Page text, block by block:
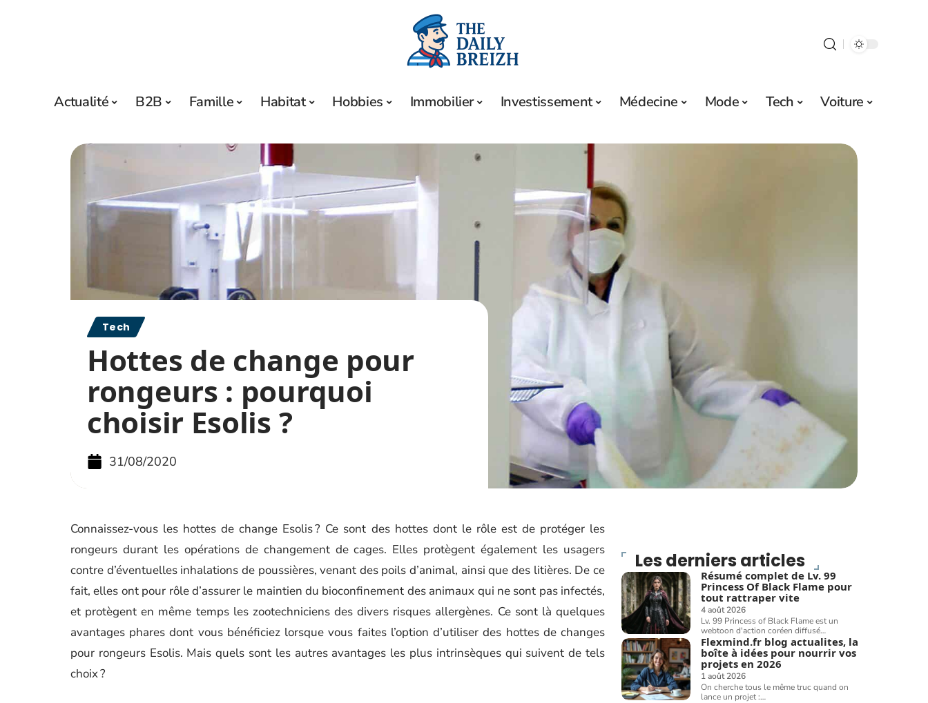
Actualité B2B Famille Habitat Hobbies Immobilier Investissement Médecine Mode Tech Voiture
Tech
Hottes de change pour
rongeurs : pourquoi
choisir Esolis ?
31/08/2020
Connaissez-vous les hottes de change Esolis ? Ce sont des hottes dont le rôle est de protéger les
rongeurs durant les opérations de changement de cages. Elles protègent également les usagers
contre d’éventuelles inhalations de poussières, venant des poils d’animal, ainsi que des litières. De ce
fait, elles ont pour rôle d’assurer le maintien du bioconfinement des animaux qui ne sont pas infectés,
et protègent en même temps les zootechniciens des divers risques allergènes. Ce sont là quelques
avantages phares dont vous bénéficiez lorsque vous faites l’option d’utiliser des hottes de changes
pour rongeurs Esolis. Mais quels sont les autres avantages les plus intrinsèques qui suivent de tels
choix ?
Les derniers articles
Résumé complet de Lv. 99
Princess Of Black Flame pour
tout rattraper vite
4 août 2026
Lv. 99 Princess of Black Flame est un
webtoon d'action coréen diffusé…
Flexmind.fr blog actualites, la
boîte à idées pour nourrir vos
projets en 2026
1 août 2026
On cherche tous le même truc quand on
lance un projet :…